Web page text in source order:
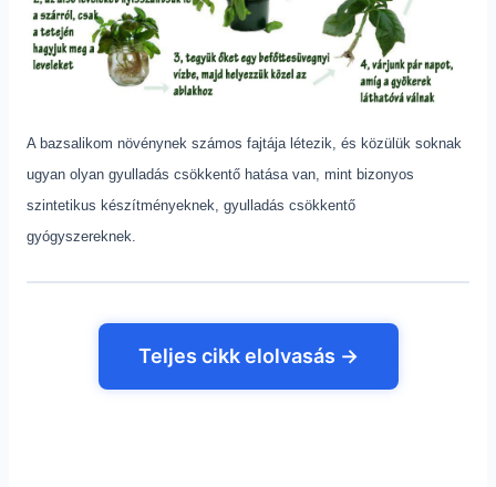
A bazsalikom növénynek számos fajtája létezik, és közülük soknak
ugyan olyan gyulladás csökkentő hatása van, mint bizonyos
szintetikus készítményeknek, gyulladás csökkentő
gyógyszereknek.
Teljes cikk elolvasás →